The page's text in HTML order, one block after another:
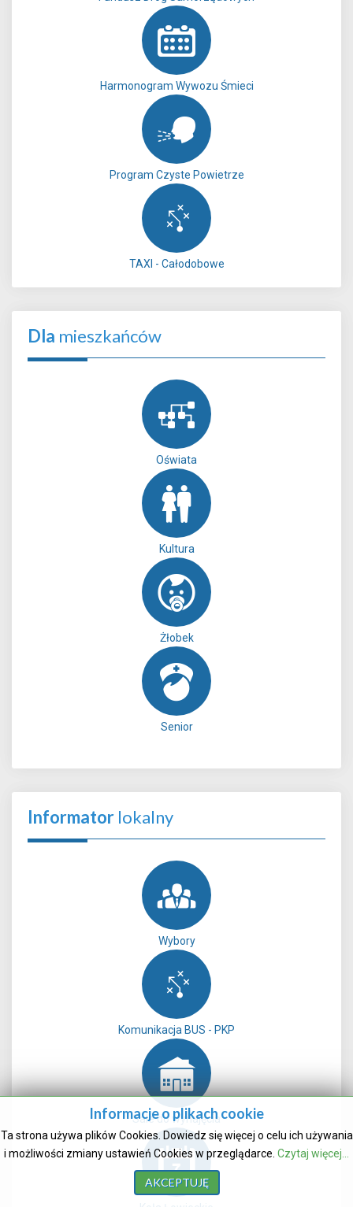
Harmonogram Wywozu Śmieci
Program Czyste Powietrze
TAXI - Całodobowe
Dla mieszkańców
Oświata
Kultura
Żłobek
Senior
Informator lokalny
Wybory
Komunikacja BUS - PKP
Sale do wynajęcia
Informacje o plikach cookie
Ta strona używa plików Cookies. Dowiedz się więcej o celu ich używania
i możliwości zmiany ustawień Cookies w przeglądarce. Czytaj więcej...
AKCEPTUJĘ